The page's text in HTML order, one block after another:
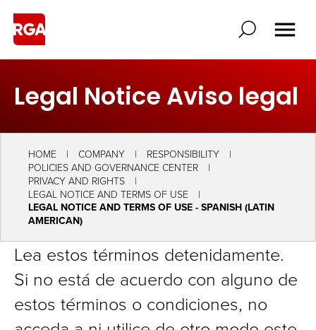
Legal Notice Aviso legal
HOME COMPANY
RESPONSIBILITY
POLICIES AND GOVERNANCE CENTER
PRIVACY AND RIGHTS
LEGAL NOTICE AND TERMS OF USE
LEGAL NOTICE AND TERMS OF USE - SPANISH (LATIN
AMERICAN)
Lea estos términos detenidamente.
Si no está de acuerdo con alguno de
estos términos o condiciones, no